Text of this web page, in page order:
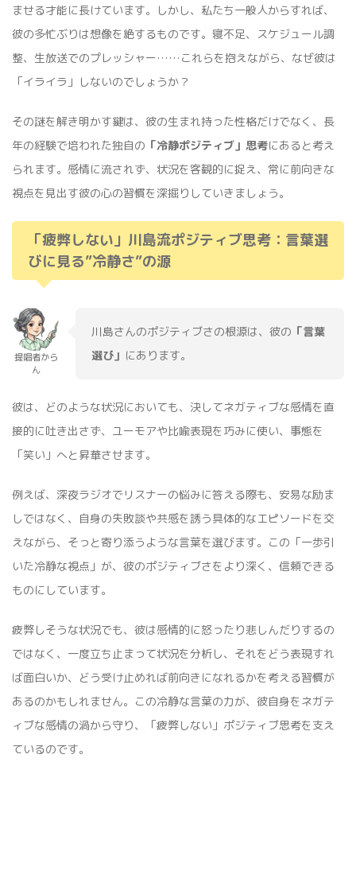
ませる才能に長けています。しかし、私たち一般人からすれば、
彼の多忙ぶりは想像を絶するものです。寝不足、スケジュール調
整、生放送でのプレッシャー……これらを抱えながら、なぜ彼は
「イライラ」しないのでしょうか？
その謎を解き明かす鍵は、彼の生まれ持った性格だけでなく、長
年の経験で培われた独自の 「冷静ポジティブ」思考にあると考え
られます。感情に流されず、状況を客観的に捉え、常に前向きな
視点を見出す彼の心の習慣を深掘りしていきましょう。
「疲弊しない」川島流ポジティブ思考：言葉選
びに見る”冷静さ”の源
提唱者から
ん
川島さんのポジティブさの根源は、彼の 「言葉
選び」 にあります。
彼は、どのような状況においても、決してネガティブな感情を直
接的に吐き出さず、ユーモアや比喩表現を巧みに使い、事態を
「笑い」へと昇華させます。
例えば、深夜ラジオでリスナーの悩みに答える際も、安易な励ま
しではなく、自身の失敗談や共感を誘う具体的なエピソードを交
えながら、そっと寄り添うような言葉を選びます。この「一歩引
いた冷静な視点」が、彼のポジティブさをより深く、信頼できる
ものにしています。
疲弊しそうな状況でも、彼は感情的に怒ったり悲しんだりするの
ではなく、一度立ち止まって状況を分析し、それをどう表現すれ
ば面白いか、どう受け止めれば前向きになれるかを考える習慣が
あるのかもしれません。この冷静な言葉の力が、彼自身をネガテ
ィブな感情の渦から守り、「疲弊しない」ポジティブ思考を支え
ているのです。